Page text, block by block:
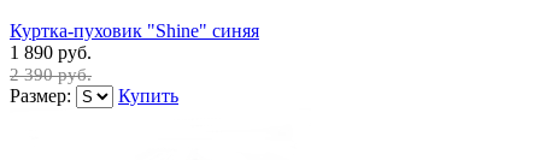
Куртка-пуховик "Shine" синяя
1 890 руб.
2 390 руб.
Размер: Купить